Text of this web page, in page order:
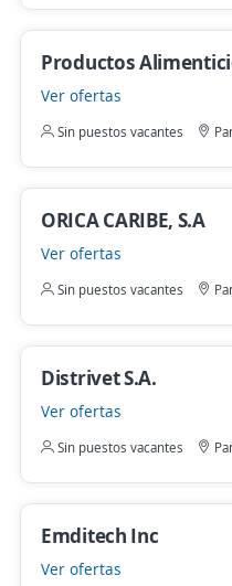
Productos
Ver ofertas
Sin puestos vacantes
ORICA CARIBE, S.A
Ver ofertas
Sin puestos vacantes
Distrivet S.A.
Ver ofertas
Sin puestos vacantes
Emditech Inc
Ver ofertas